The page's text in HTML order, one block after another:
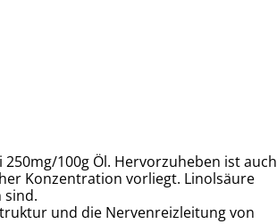
100g Öl. Hervorzuheben ist auch
Konzentration vorliegt. Linolsäure
sind.
und die Nervenreizleitung von